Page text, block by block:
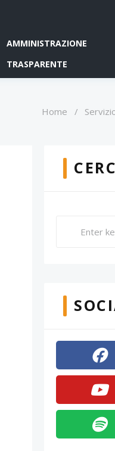
AMMINISTRAZIONE
TRASPARENTE
Home /